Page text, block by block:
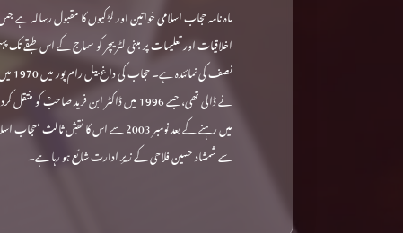
ماہ نامہ حجاب اسلامی خواتین اور لڑکیوں کا مقبول رسالہ ہے
اخلاقیات اور تعلیمات پر مبنی لٹریچر کو سماج کے اس طبقے
نصف
نے ڈالی تھی، جسے 1996 میں ڈاکٹر ابن فرید صاحبؒ
میں رہنے کے بعد نومبر 2003 سے اس کا نقشِ
سے شمشاد حسین فلاحی کے زیرِ ادارت شائع ہو رہا ہے۔